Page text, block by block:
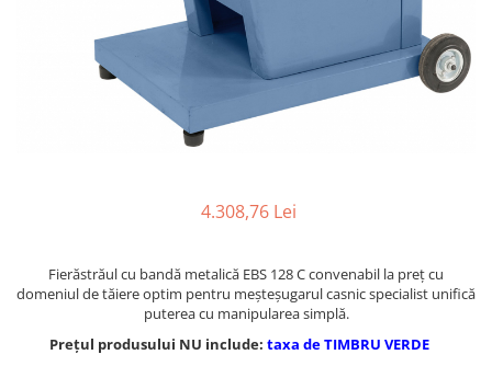
Strunguri universale cu viteza
Masini de gaurit
Masini de gaurit - Vario - cu masa
Masini de gaurit cu angrenaj, masa
Masini de gaurit cu coloana si cap
Masini de gaurit cu coloana si
curea de distributie
Masini de gaurit cu masa
Masini de gaurit cu stand si
4.308,76 Lei
Fierăstrăul cu bandă metalică EBS 128 C convenabil la preţ cu
domeniul de tăiere optim pentru meşteşugarul casnic specialist unifică
puterea cu manipularea simplă.
Prețul produsului NU include: taxa de TIMBRU VERDE